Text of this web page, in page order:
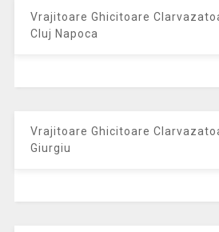
Vrajitoare Ghicitoare
Cluj Napoca
Vrajitoare Ghicitoare
Giurgiu